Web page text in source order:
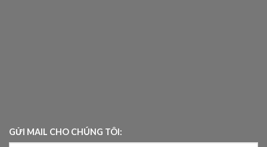
GỬI MAIL CHO CHÚNG TÔI: